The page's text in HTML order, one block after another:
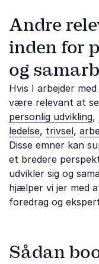
Andre
inden for
og
Hvis I arbejder
være relevant at
personlig udvikling,
ledelse, trivsel,
Disse emner kan
et bredere
udvikler sig og
hjælper vi jer med
foredrag og
Sådan